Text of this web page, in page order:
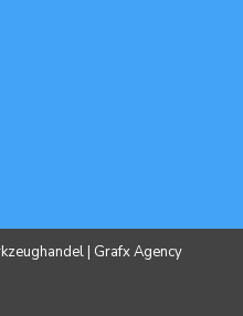
| Grafx Agency